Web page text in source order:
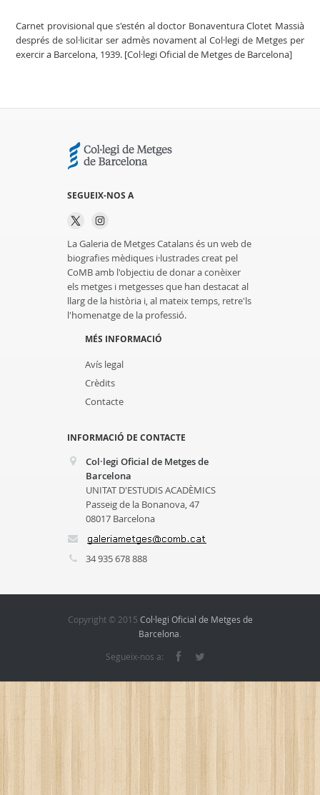
Carnet provisional que s'estén al doctor Bonaventura Clotet Massià
després de sol·licitar ser admès novament al Col·legi de Metges per
exercir a Barcelona, 1939. [Col·legi Oficial de Metges de Barcelona]
SEGUEIX-NOS A
La Galeria de Metges Catalans és un web de
biografies mèdiques i·lustrades creat pel
CoMB amb l'objectiu de donar a conèixer
els metges i metgesses que han destacat al
llarg de la història i, al mateix temps, retre'ls
l'homenatge de la professió.
MÉS INFORMACIÓ
Avís legal
Crèdits
Contacte
INFORMACIÓ DE CONTACTE
Col·legi Oficial de Metges de
Barcelona
UNITAT D'ESTUDIS ACADÈMICS
Passeig de la Bonanova, 47
08017 Barcelona
34 935 678 888
Copyright © 2015 Col·legi Oficial de Metges de
Barcelona.
Segueix-nos a: